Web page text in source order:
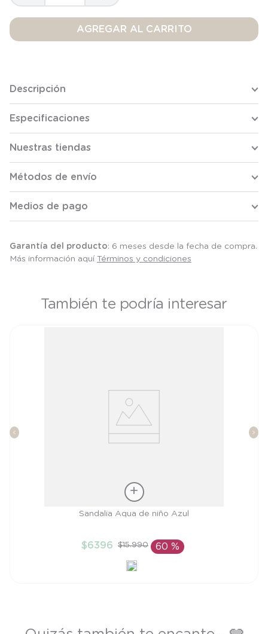
AGREGAR AL CARRITO
Descripción
Especificaciones
Nuestras tiendas
Métodos de envío
Medios de pago
Garantía del producto: 6 meses desde la fecha de compra.
Más información aquí Términos y condiciones
También te podría interesar
AÑADIR AL CARRITO
Sandalia Aqua de niño Azul
$6396 $15.990 60 %